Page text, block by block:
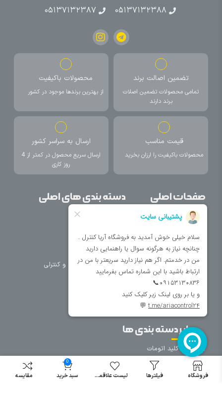
۰۵۱۳۷۱۳۲۳۸۸
۰۵۱۳۷۱۳۲۳۸۷
تضمین اصالت برند
تمامی محصولات تضمین اصلات
برند دارند
محصولات باکیفیت
از بهترین برندها موجود در کشور
قیمت مناسب
محصولات باکیفیت را ارزان بخرید
ارسال به سراسر کشور
ارسال سریع محصول در کمتر از 4
روز کاری
صفحات اصلی
خانه
درباره ما
تماس با ما
فروشگاه
دسته بندی های اصلی
اتوماسیون
تجهیزات تابلویی
تجهیزات حفاظتی و کنترلی
سایر دسته بندی ها
خرید کلید اتومات
خرید کنتاکتور
خرید فیوز
فروشگاه فیلترها لیست علاقمندی
0
سبد خرید مقایسه